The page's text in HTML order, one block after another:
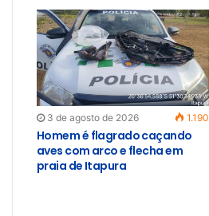
3 de agosto de 2026 1.190
Homem é flagrado caçando
aves com arco e flecha em
praia de Itapura